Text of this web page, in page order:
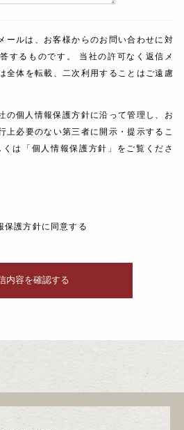
ールは、お客様からのお問い合わせに対
するものです。 当社の許可なく返信メ
全体を転載、二次利用することはご遠慮
の個人情報保護方針に沿って管理し、お
上必要のない第三者に開示・提示するこ
は「個人情報保護方針」をご覧くださ
保護方針に同意する